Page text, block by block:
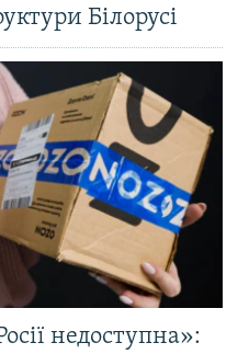
Білорусі
недоступна»: